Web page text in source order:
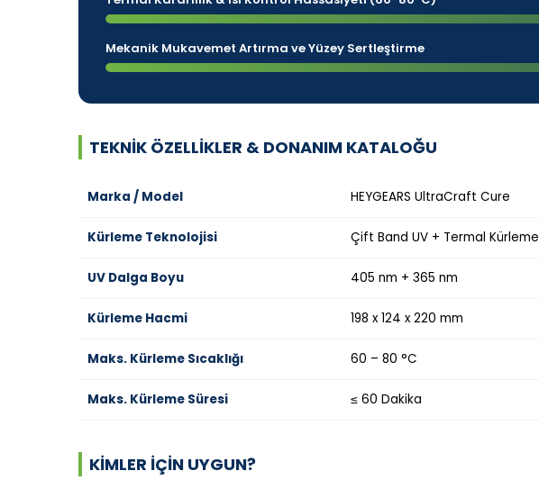
Mekanik Mukavemet Artırma ve Yüzey Sertleştirme
TEKNIK ÖZELLIKLER & DONANIM KATALOĞU
Marka / Model HEYGEARS UltraCraft Cure
Kürleme Teknolojisi Çift Band UV + Termal Kürleme
UV Dalga Boyu 405 nm + 365 nm
Kürleme Hacmi 198 x 124 x 220 mm
Maks. Kürleme Sıcaklığı 60 – 80 °C
Maks. Kürleme Süresi ≤ 60 Dakika
KIMLER İÇIN UYGUN?